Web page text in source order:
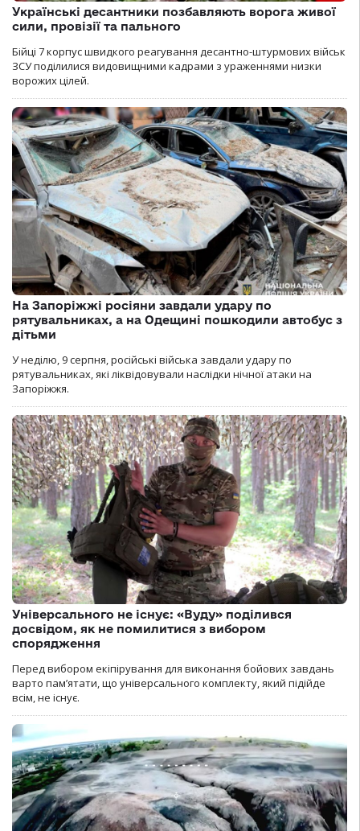
Українські десантники позбавляють ворога живої
сили, провізії та пального
Бійці 7 корпус швидкого реагування десантно-штурмових військ
ЗСУ поділилися видовищними кадрами з ураженнями низки
ворожих цілей.
На Запоріжжі росіяни завдали удару по
рятувальниках, а на Одещині пошкодили автобус з
дітьми
У неділю, 9 серпня, російські війська завдали удару по
рятувальниках, які ліквідовували наслідки нічної атаки на
Запоріжжя.
Універсального не існує: «Вуду» поділився
досвідом, як не помилитися з вибором
спорядження
Перед вибором екіпірування для виконання бойових завдань
варто пам’ятати, що універсального комплекту, який підійде
всім, не існує.